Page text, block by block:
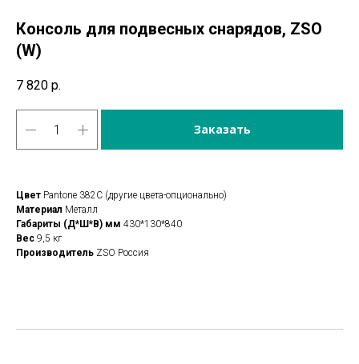
Консоль для подвесных снарядов, ZSO
(W)
7 820 р.
Заказать
Цвет Pantone 382C (другие цвета-опционально)
Материал Металл
Габариты (Д*Ш*В) мм 430*130*840
Вес 9,5 кг
Производитель ZSO Россия